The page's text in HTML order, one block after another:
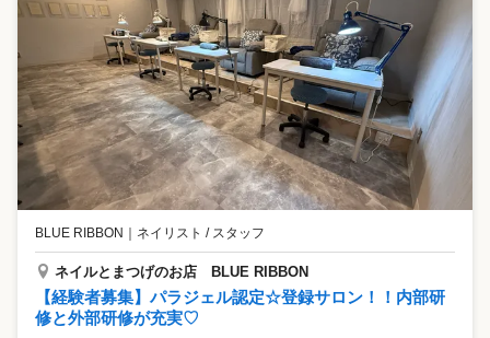
BLUE RIBBON ｜ ネイリスト / スタッフ
ネイルとまつげのお店 BLUE RIBBON
【経験者募集】パラジェル認定☆登録サロン！！内部研
修と外部研修が充実♡